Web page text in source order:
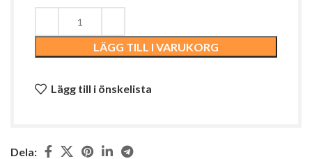
LÄGG TILL I VARUKORG
Lägg till i önskelista
Dela: